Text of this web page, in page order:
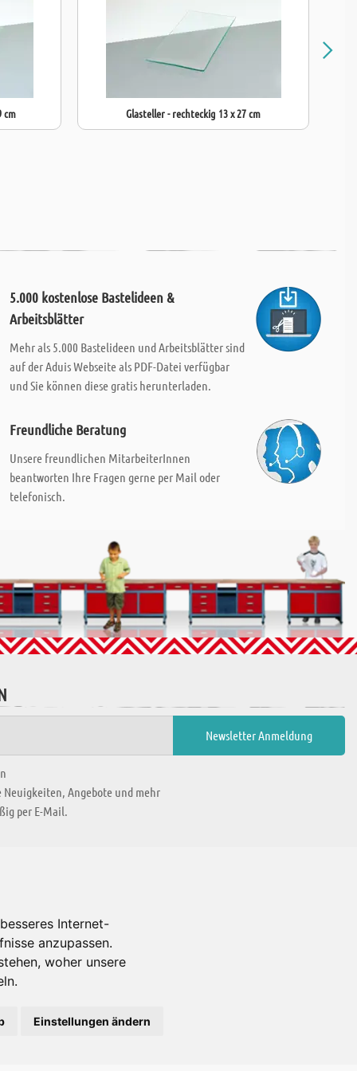
Internet-
anzupassen.
woher unsere
Einstellungen ändern
cm Glasteller - rechteckig 13 x 27 cm
5.000 kostenlose Bastelideen &
Arbeitsblätter
Mehr als 5.000 Bastelideen und Arbeitsblätter sind
auf der Aduis Webseite als PDF-Datei verfügbar
und Sie können diese gratis herunterladen.
Freundliche Beratung
Unsere freundlichen MitarbeiterInnen
beantworten Ihre Fragen gerne per Mail oder
telefonisch.
Angebote und mehr
per E-Mail.
Es gibt uns auch in